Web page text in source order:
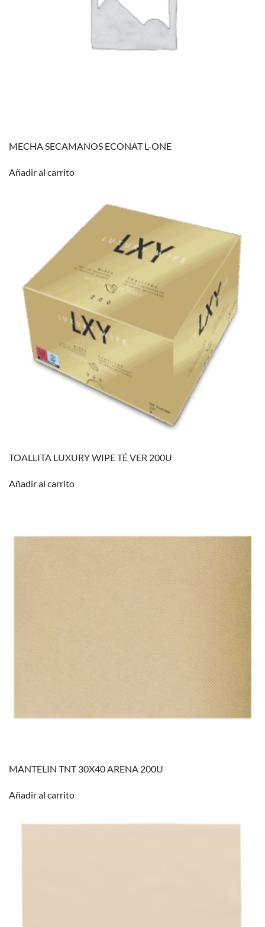
MECHA SECAMANOS ECONAT L-ONE
Añadir al carrito
TOALLITA LUXURY WIPE TÉ VER 200U
Añadir al carrito
MANTELIN TNT 30X40 ARENA 200U
Añadir al carrito